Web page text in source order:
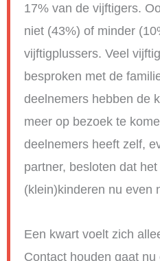
17% van de vijftigers.
niet (43%) of minder
vijftigplussers. Veel
besproken met de
deelnemers hebben de
meer op bezoek te
deelnemers heeft zelf,
partner, besloten dat
(klein)kinderen nu even
Een kwart voelt zich
Contact houden gaat